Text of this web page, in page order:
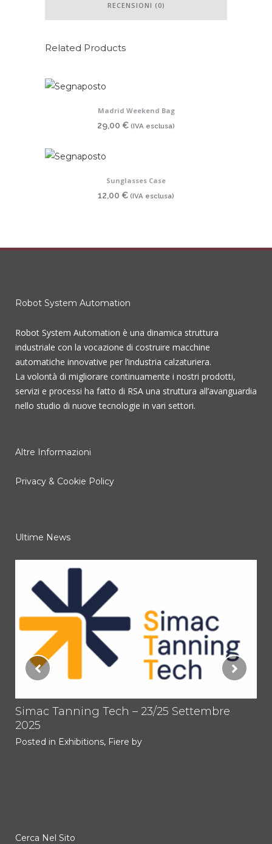
RECENSIONI (0)
Related Products
Madrid Weekend Bag
29,00 € (IVA esclusa)
Sunglasses Case
12,00 € (IVA esclusa)
Robot System Automation
Robot System Automation è una dinamica struttura
industriale con la vocazione di costruire macchine
automatiche innovative per l’industria calzaturiera.
La volontà di migliorare continuamente i nostri prodotti,
servizi e processi ha fatto di RSA una struttura all’avanguardia
nello studio di nuove tecnologie in vari settori.
Altre Informazioni
Privacy & Cookie Policy
Ultime News
Simac Tanning Tech – 23/25 Settembre
2025
Posted in Exhibitions, Fiere by
Cerca Nel Sito